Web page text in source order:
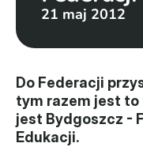
Federacja
Statut i sprawozdania
Karta zasad
21 maj 2012
Do Federacji
tym razem jest
jest Bydgoszcz -
Edukacji.